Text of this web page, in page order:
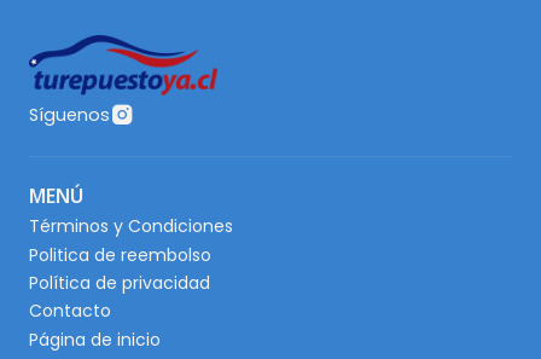
Síguenos
MENÚ
Términos y Condiciones
Politica de reembolso
Política de privacidad
Contacto
Página de inicio